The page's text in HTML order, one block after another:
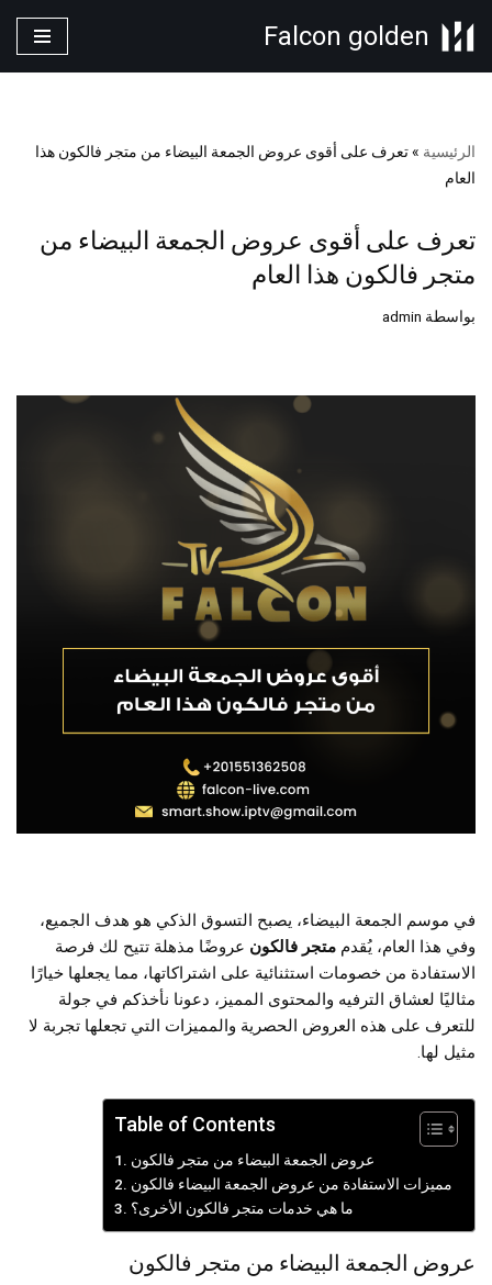
Falcon golden
الرئيسية »تعرف على أقوى عروض الجمعة البيضاء من متجر فالكون هذا
العام
تعرف على أقوى عروض الجمعة البيضاء من
متجر فالكون هذا العام
بواسطة admin
في موسم الجمعة البيضاء، يصبح التسوق الذكي هو هدف الجميع،
وفي هذا العام، يُقدم متجر فالكون عروضًا مذهلة تتيح لك فرصة
الاستفادة من خصومات استثنائية على اشتراكاتها، مما يجعلها خيارًا
مثاليًا لعشاق الترفيه والمحتوى المميز، دعونا نأخذكم في جولة
للتعرف على هذه العروض الحصرية والمميزات التي تجعلها تجربة لا
مثيل لها.
Table of Contents
عروض الجمعة البيضاء من متجر فالكون
مميزات الاستفادة من عروض الجمعة البيضاء فالكون
ما هي خدمات متجر فالكون الأخرى؟
عروض الجمعة البيضاء من متجر فالكون